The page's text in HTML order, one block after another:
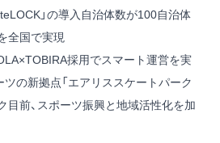
」の導入自治体数が100自治体
全国で実現
採用でスマート運営を実
の新拠点「エアリススケートパーク
目前、スポーツ振興と地域活性化を加